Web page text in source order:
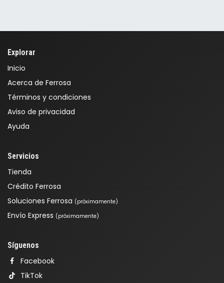
Explorar
Inicio
Acerca de Ferrosa
Términos y condiciones
Aviso de privacidad
Ayuda
Servicios
Tienda
Crédito Ferrosa
Soluciones Ferrosa (próximamente)
Envío Express (próximamente)
Síguenos
Facebook
TikTok